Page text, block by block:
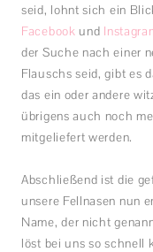
seid, lohnt sich ein
Facebook und
der Suche nach einer
Flauschs seid, gibt es
das ein oder andere
übrigens auch noch
mitgeliefert werden.
Abschließend ist die
unsere Fellnasen nun
Name, der nicht
löst bei uns so schnell